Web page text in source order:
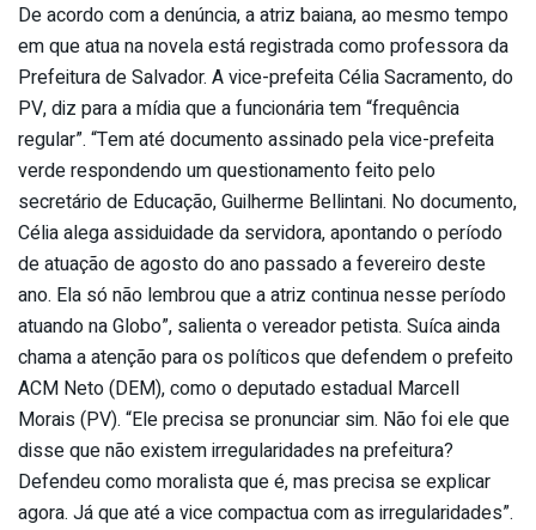
De acordo com a denúncia, a atriz baiana, ao mesmo tempo
em que atua na novela está registrada como professora da
Prefeitura de Salvador. A vice-prefeita Célia Sacramento, do
PV, diz para a mídia que a funcionária tem “frequência
regular”. “Tem até documento assinado pela vice-prefeita
verde respondendo um questionamento feito pelo
secretário de Educação, Guilherme Bellintani. No documento,
Célia alega assiduidade da servidora, apontando o período
de atuação de agosto do ano passado a fevereiro deste
ano. Ela só não lembrou que a atriz continua nesse período
atuando na Globo”, salienta o vereador petista. Suíca ainda
chama a atenção para os políticos que defendem o prefeito
ACM Neto (DEM), como o deputado estadual Marcell
Morais (PV). “Ele precisa se pronunciar sim. Não foi ele que
disse que não existem irregularidades na prefeitura?
Defendeu como moralista que é, mas precisa se explicar
agora. Já que até a vice compactua com as irregularidades”.